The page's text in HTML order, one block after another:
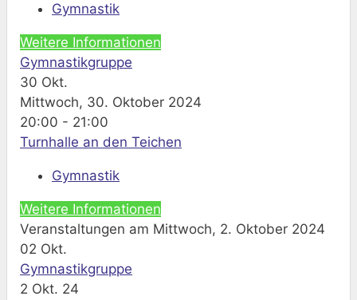
Gymnastik
Weitere Informationen
Gymnastikgruppe
30 Okt.
Mittwoch, 30. Oktober 2024
20:00 - 21:00
Turnhalle an den Teichen
Gymnastik
Weitere Informationen
Veranstaltungen am Mittwoch, 2. Oktober 2024
02 Okt.
Gymnastikgruppe
2 Okt. 24